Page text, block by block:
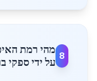
8
מהי רמת
על ידי ספקי